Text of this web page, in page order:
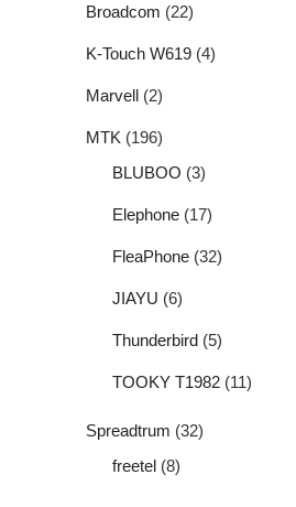
Broadcom (22)
K-Touch W619 (4)
Marvell (2)
MTK (196)
BLUBOO (3)
Elephone (17)
FleaPhone (32)
JIAYU (6)
Thunderbird (5)
TOOKY T1982 (11)
Spreadtrum (32)
freetel (8)